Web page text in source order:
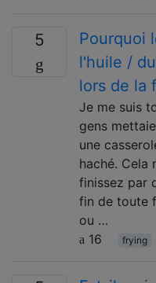
5
Pourquoi
l'huile /
lors de la
Je me suis
gens
une
haché. Cela
finissez par
fin de toute
ou …
16
frying